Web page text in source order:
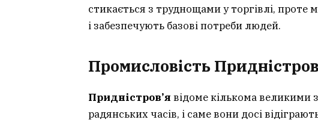
стикається з труднощами у торгівлі, проте
і забезпечують базові потреби людей.
Промисловість
Придністров’я відоме кількома великими
радянських часів, і саме вони досі